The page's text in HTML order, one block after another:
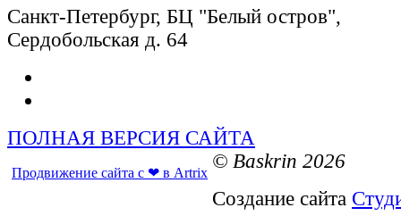
Санкт-Петербург, БЦ "Белый остров",
Сердобольская д. 64
ПОЛНАЯ ВЕРСИЯ САЙТА
© Baskrin 2026
Продвижение сайта с ❤ в Artrix
Создание сайта